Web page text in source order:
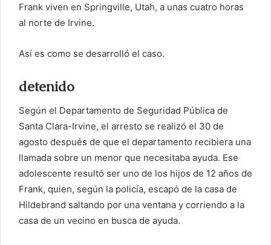
t
n
Frank viven en Springville, Utah, a unas cuatro horas
al norte de Irvine.
Así es como se desarrolló el caso.
detenido
Según el Departamento de Seguridad Pública de
Santa Clara-Irvine, el arresto se realizó el 30 de
agosto después de que el departamento recibiera una
llamada sobre un menor que necesitaba ayuda. Ese
adolescente resultó ser uno de los hijos de 12 años de
Frank, quien, según la policía, escapó de la casa de
Hildebrand saltando por una ventana y corriendo a la
casa de un vecino en busca de ayuda.